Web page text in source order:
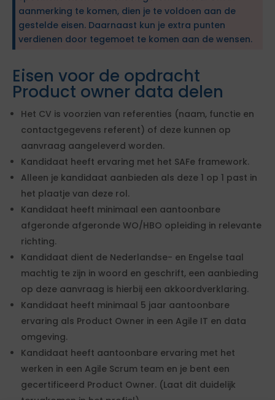
aanmerking te komen, dien je te voldoen aan de
gestelde eisen. Daarnaast kun je extra punten
verdienen door tegemoet te komen aan de wensen.
Eisen voor de opdracht
Product owner data delen
Het CV is voorzien van referenties (naam, functie en
contactgegevens referent) of deze kunnen op
aanvraag aangeleverd worden.
Kandidaat heeft ervaring met het SAFe framework.
Alleen je kandidaat aanbieden als deze 1 op 1 past in
het plaatje van deze rol.
Kandidaat heeft minimaal een aantoonbare
afgeronde afgeronde WO/HBO opleiding in relevante
richting.
Kandidaat dient de Nederlandse- en Engelse taal
machtig te zijn in woord en geschrift, een aanbieding
op deze aanvraag is hierbij een akkoordverklaring.
Kandidaat heeft minimaal 5 jaar aantoonbare
ervaring als Product Owner in een Agile IT en data
omgeving.
Kandidaat heeft aantoonbare ervaring met het
werken in een Agile Scrum team en je bent een
gecertificeerd Product Owner. (Laat dit duidelijk